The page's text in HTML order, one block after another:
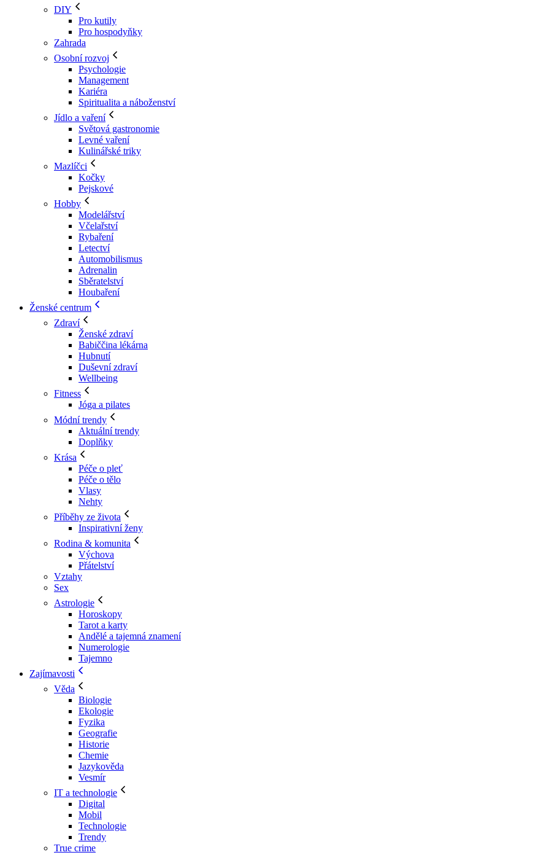
DIY
Pro kutily
Pro hospodyňky
Zahrada
Osobní rozvoj
Psychologie
Management
Kariéra
Spiritualita a náboženství
Jídlo a vaření
Světová gastronomie
Levné vaření
Kulinářské triky
Mazlíčci
Kočky
Pejskové
Hobby
Modelářství
Včelařství
Rybaření
Letectví
Automobilismus
Adrenalin
Sběratelství
Houbaření
Ženské centrum
Zdraví
Ženské zdraví
Babiččina lékárna
Hubnutí
Duševní zdraví
Wellbeing
Fitness
Jóga a pilates
Módní trendy
Aktuální trendy
Doplňky
Krása
Péče o pleť
Péče o tělo
Vlasy
Nehty
Příběhy ze života
Inspirativní ženy
Rodina & komunita
Výchova
Přátelství
Vztahy
Sex
Astrologie
Horoskopy
Tarot a karty
Andělé a tajemná znamení
Numerologie
Tajemno
Zajímavosti
Věda
Biologie
Ekologie
Fyzika
Geografie
Historie
Chemie
Jazykověda
Vesmír
IT a technologie
Digital
Mobil
Technologie
Trendy
True crime